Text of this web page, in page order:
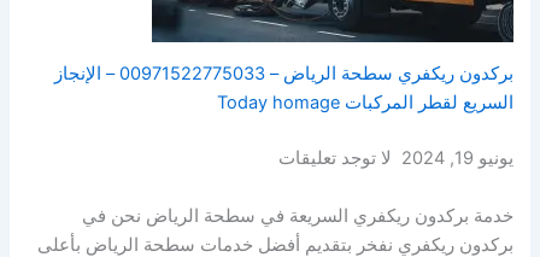
بركدون ريكفري سطحة الرياض – 00971522775033 – الإنجاز
السريع لقطر المركبات Today homage
يونيو 19, 2024 لا توجد تعليقات
خدمة بركدون ريكفري السريعة في سطحة الرياض نحن في
بركدون ريكفري نفخر بتقديم أفضل خدمات سطحة الرياض بأعلى